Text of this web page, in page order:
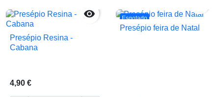

Presépio Resina -
Cabana
4,90 €
Esgotado
Presépio feira de Natal